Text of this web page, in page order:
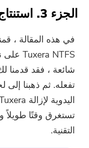
الجزء 3. استنتاج
في هذه المقالة ،
شائعة ، فقد قدمنا
تفعله. ثم ذهبنا إلى
تستغرق وقتًا طويلاً
التقنية.